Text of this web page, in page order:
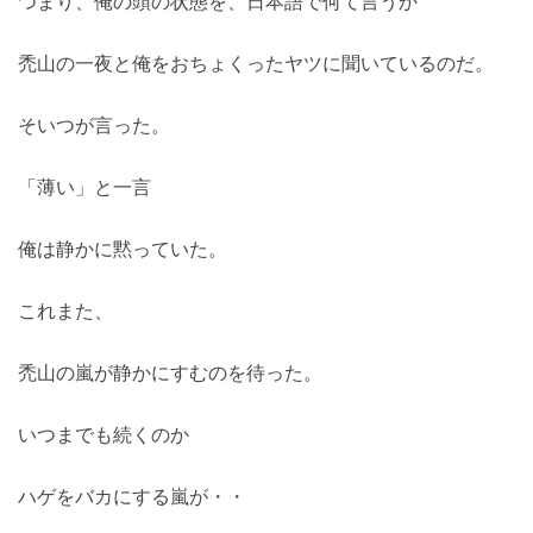
禿山の一夜と俺をおちょくったヤツに聞いているのだ。
そいつが言った。
「薄い」と一言
俺は静かに黙っていた。
これまた、
禿山の嵐が静かにすむのを待った。
いつまでも続くのか
ハゲをバカにする嵐が・・